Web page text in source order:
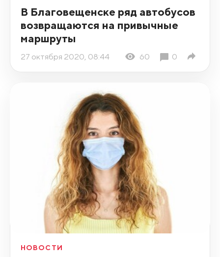
В Благовещенске ряд автобусов
возвращаются на привычные
маршруты
27 октября 2020, 08:44 60 0
НОВОСТИ